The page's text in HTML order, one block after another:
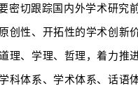
密切跟踪国内外学术研究
创性、开拓性的学术创新
理、学理、哲理，着力推
科体系、学术体系、话语